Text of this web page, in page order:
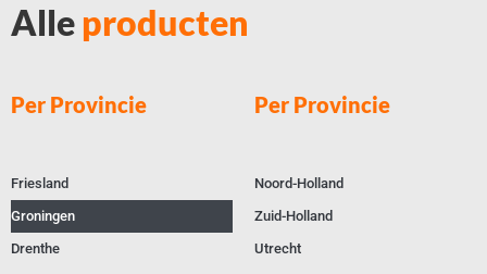
Alle producten
Per Provincie
Friesland
Groningen
Drenthe
Per Provincie
Noord-Holland
Zuid-Holland
Utrecht